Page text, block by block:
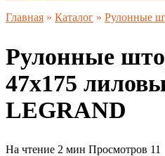
Главная » Каталог » Рулонные
Рулонные
47х175
LEGRAND
На чтение 2 мин Просмотров 11